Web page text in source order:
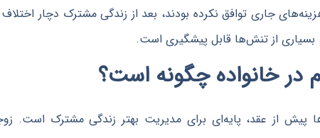
جاری توافق نکرده بودند، بعد از زندگی مشترک دچار
بسیاری از تنش‌ها قابل پیشگیری است.
از عقد، پایه‌ای برای مدیریت بهتر زندگی مشترک است.